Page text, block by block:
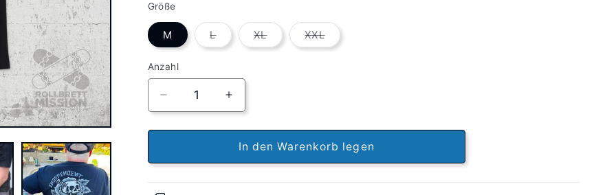
Größe
M LVariante
ausverkauft
oder
XLVariante
ausverkauft
oder
XXLVariante
ausverkauft
oder
Anzahl
Verringere
die
Menge
Independent
Shirt
Erhöhe
die
Menge
für
Independent
In den Warenkorb legen